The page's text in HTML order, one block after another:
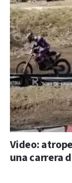
Video:
una carrera